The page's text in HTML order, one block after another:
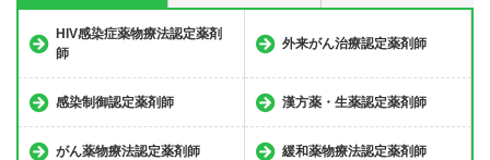
HIV感染症薬物療法認定薬剤
師
外来がん治療認定薬剤師
感染制御認定薬剤師 漢方薬・生薬認定薬剤師
がん薬物療法認定薬剤師 緩和薬物療法認定薬剤師